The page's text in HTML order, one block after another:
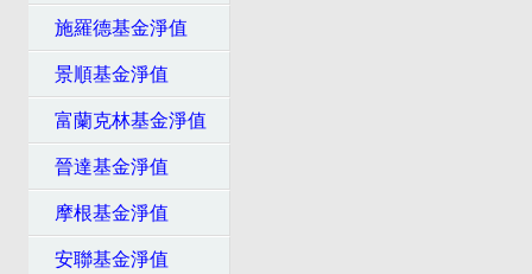
施羅德基金淨值
景順基金淨值
富蘭克林基金淨值
晉達基金淨值
摩根基金淨值
安聯基金淨值